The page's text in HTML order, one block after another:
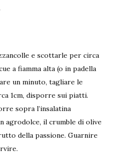
e scottarle per circa
a fiamma alta (o in padella
un minuto, tagliare le
1cm, disporre sui piatti.
sopra l’insalatina
agrodolce, il crumble di olive
della passione. Guarnire